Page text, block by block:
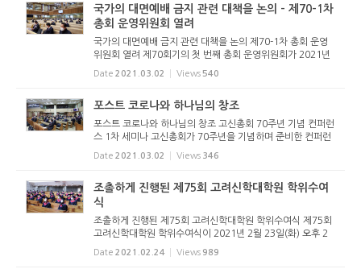
국가의 대면예배 금지 관련 대책을 논의 - 제70-1차
총회 운영위원회 열려
국가의 대면예배 금지 관련 대책을 논의 제70-1차 총회 운영
위원회 열려 제70회기의 첫 번째 총회 운영위원회가 2021년
3월 2일(화) 오후 2시 대구동일교회당(신천동 소재)에서 열렸
다. 참석 대상자 116명 중 101명이 참석한 가운데, 먼저, 강
Date 2021.03.02 Views 540
포스트 코로나와 하나님의 창조
포스트 코로나와 하나님의 창조 고신총회 70주년 기념 컨퍼런
스 1차 세미나 고신총회가 70주년을 기념하며 준비한 컨퍼런
스의 제1차 행사가 2021년 2월 25일(목) 오후 6시 안양일심
교회당(안양시 갈산동 소재, 김홍석 목사 시무)에서 열렸다.
Date 2021.03.02 Views 346
조촐하게 진행된 제75회 고려신학대학원 학위수여
식
조촐하게 진행된 제75회 고려신학대학원 학위수여식 제75회
고려신학대학원 학위수여식이 2021년 2월 23일(화) 오후 2
시 고려신학대학원 강당에서 열렸다. 지난 해에 이어 올해도
코로나 19로 인해 졸업생과 일부 내빈만이 참석한 채 조촐하
Date 2021.02.24 Views 989